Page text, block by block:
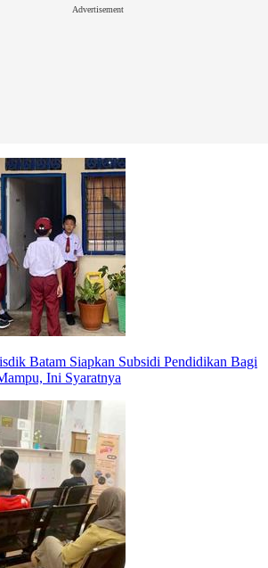
Advertisement
Batam Siapkan Subsidi Pendidikan Bagi
Ini Syaratnya